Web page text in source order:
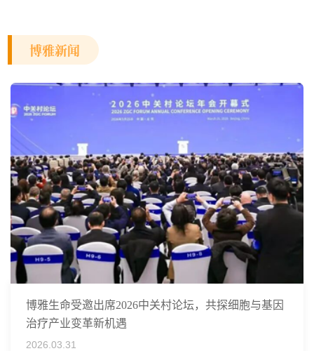
博雅新闻
博雅生命受邀出席2026中关村论坛，共探细胞与基因
治疗产业变革新机遇
2026.03.31